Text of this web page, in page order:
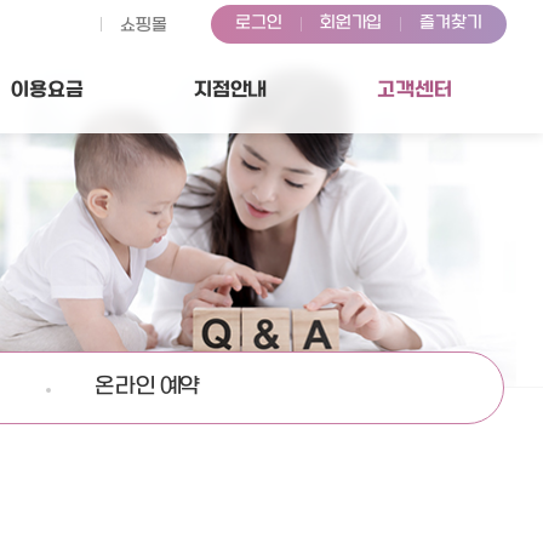
쇼핑몰 로그인 회원가입 즐겨찾기
이용요금 지점안내 고객센터
온라인 예약